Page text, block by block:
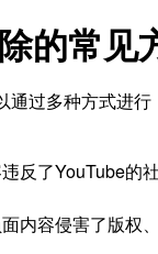
的常见
通过多种方式进
反了YouTube的
内容侵害了版权